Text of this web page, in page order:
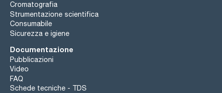
Cromatografia
Strumentazione scientifica
Consumabile
Sicurezza e igiene
Documentazione
Pubblicazioni
Video
FAQ
Schede tecniche - TDS